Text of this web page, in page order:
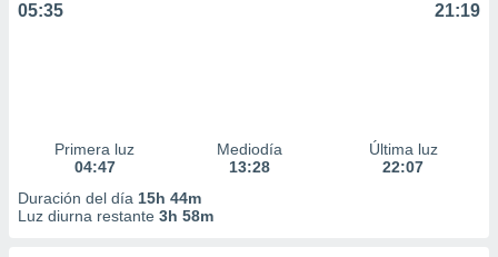
05:35 21:19
Primera luz
04:47
Mediodía
13:28
Última luz
22:07
Duración del día 15h 44m
Luz diurna restante 3h 58m